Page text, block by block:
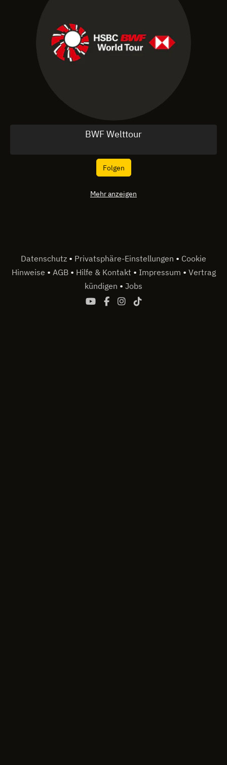
BWF Welttour
Folgen
Mehr anzeigen
Datenschutz • Privatsphäre-Einstellungen • Cookie
Hinweise • AGB • Hilfe & Kontakt • Impressum • Vertrag
kündigen • Jobs